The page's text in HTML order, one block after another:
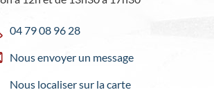
04 79 08 96 28
Nous envoyer un message
Nous localiser sur la carte